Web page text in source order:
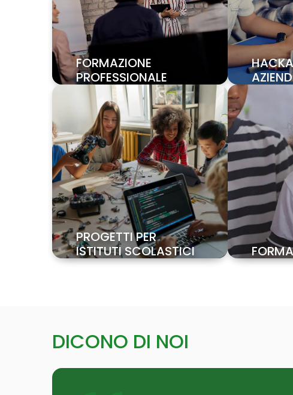
FORMAZIONE
PROFESSIONALE
PROGETTI PER
ISTITUTI SCOLASTICI
DICONO DI NOI